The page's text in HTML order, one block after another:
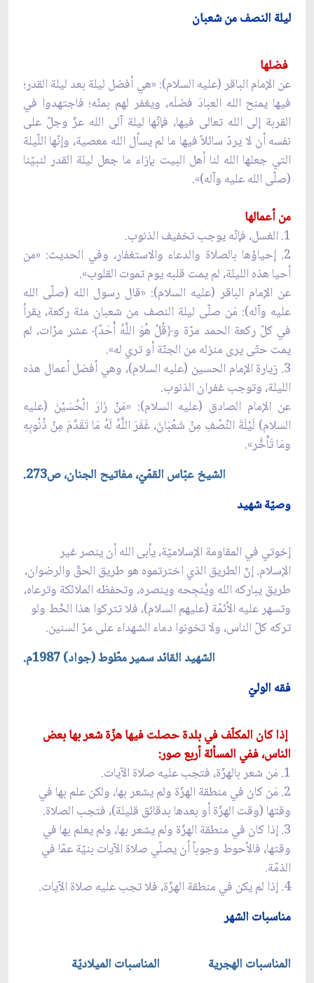
ليلة النصف من شعبان
فضلها
عن الإمام الباقر (عليه السلام): «هي أفضل ليلة بعد ليلة القدر؛
فيها يمنح الله العبادَ فضلَه، ويغفر لهم بمنّه؛ فاجتهدوا في
القربة إلى الله تعالى فيها، فإنّها ليلة آلى الله عزّ وجلّ على
نفسه أن لا يردّ سائلاً فيها ما لم يسأل الله معصية، وإنّها اللّيلة
التي جعلها الله لنا أهل البيت بإزاء ما جعل ليلة القدر لنبيّنا
(صلّى الله عليه وآله)».
من أعمالها
1. الغسل، فإنّه يوجب تخفيف الذنوب.
2. إحياؤها بالصلاة والدعاء والاستغفار، وفي الحديث: «من
أحيا هذه الليلة، لم يمت قلبه يوم تموت القلوب».
عن الإمام الباقر (عليه السلام): «قال رسول الله (صلّى الله
عليه وآله): مَن صلّى ليلة النصف من شعبان مئة ركعة، يقرأ
في كلّ ركعة الحمد مرّة و﴿قُلْ هُوَ اللَّهُ أَحَدٌ﴾ عشر مرّات، لم
يمت حتّى يرى منزله من الجنّة أو تري له».
3. زيارة الإمام الحسين (عليه السلام)، وهي أفضل أعمال هذه
الليلة، وتوجب غفران الذنوب.
عن الإمام الصادق (عليه السلام): «مَنْ زَارَ الْحُسَيْنَ (عليه
السلام) لَيْلَةَ النِّصْفِ‏ مِنْ‏ شَعْبَانَ، غَفَرَ اللَّهُ لَهُ مَا تَقَدَّمَ مِنْ ذُنُوبِهِ
ومَا تَأَخَّر».
الشيخ عبّاس القمّيّ، مفاتيح الجنان، ص273.
وصيّة شهيد
إخوتي في المقاومة الإسلاميّة، يأبى الله أن ينصر غير
الإسلام. إنّ الطريق الذي اخترتموه هو طريق الحقّ والرضوان،
طريق يباركه الله ويُنجِحه وينصره، وتحفظه الملائكة وترعاه،
وتسهر عليه الأئمّة (عليهم السلام)، فلا تتركوا هذا الخّط ولو
تركه كلّ الناس، ولا تخونوا دماء الشهداء على مرّ السنين.
الشهيد القائد سمير مطّوط (جواد) 1987م.
فقه الوليّ
إذا كان المكلّف في بلدة حصلت فيها هزّة شعر بها بعض
الناس، ففي المسألة أربع صور:
1. مَن شعر بالهزّة، فتجب عليه صلاة الآيات.
2. مَن كان في منطقة الهزّة ولم يشعر بها، ولكن علم بها في
وقتها (وقت الهزّة أو بعدها بدقائق قليلة)، فتجب الصلاة.
3. إذا كان في منطقة الهزّة ولم يشعر بها، ولم يعلم بها في
وقتها، فالأحوط وجوباً أن يصلّي صلاة الآيات بنيّة عمّا في
الذمّة.
4. إذا لم يكن في منطقة الهزّة، فلا تجب عليه صلاة الآيات.
مناسبات الشهر
المناسبات الميلاديّة المناسبات الهجرية